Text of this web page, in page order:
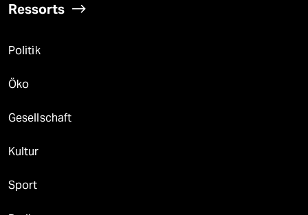
Ressorts
Politik
Öko
Gesellschaft
Kultur
Sport